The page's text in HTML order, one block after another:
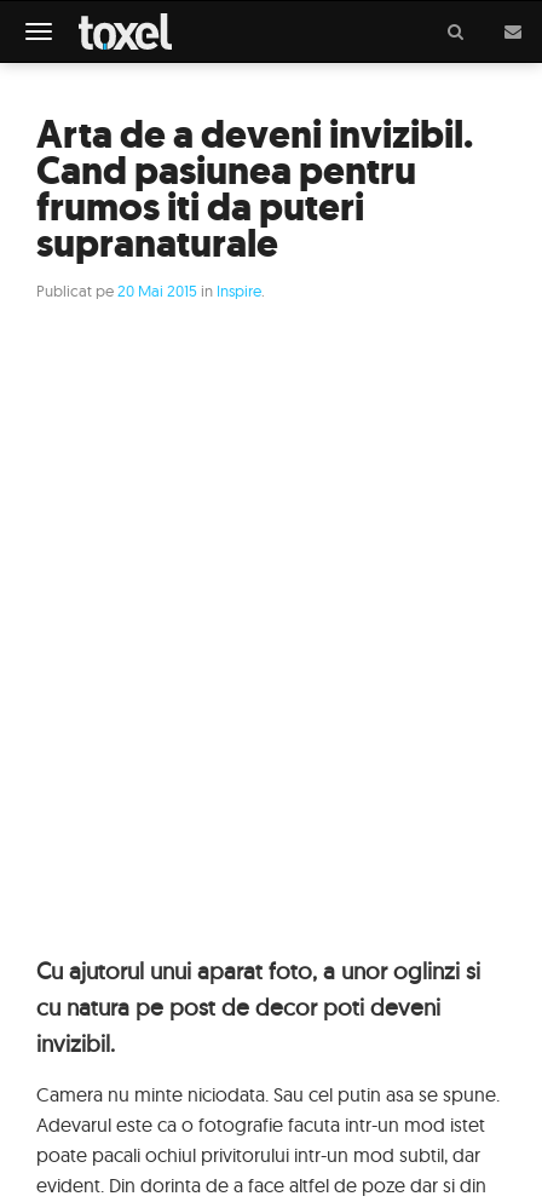
Meniu
Arta de a deveni invizibil.
Cand pasiunea pentru
frumos iti da puteri
supranaturale
Publicat pe20 Mai 2015 in Inspire
Cu ajutorul unui aparat foto, a unor oglinzi si
cu natura pe post de decor poti deveni
invizibil.
Camera nu minte niciodata. Sau cel putin asa se spune.
Adevarul este ca o fotografie facuta intr-un mod istet
poate pacali ochiul privitorului intr-un mod subtil, dar
evident. Din dorinta de a face altfel de poze dar si din